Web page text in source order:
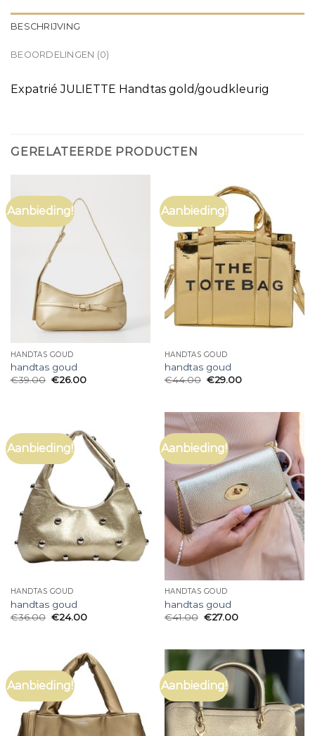
BESCHRIJVING
BEOORDELINGEN (0)
Expatrié JULIETTE Handtas gold/goudkleurig
GERELATEERDE PRODUCTEN
Aanbieding!
HANDTAS GOUD
handtas goud
€39.00 €26.00
Aanbieding!
HANDTAS GOUD
handtas goud
€44.00 €29.00
Aanbieding!
HANDTAS GOUD
handtas goud
€36.00 €24.00
Aanbieding!
HANDTAS GOUD
handtas goud
€41.00 €27.00
Aanbieding! Aanbieding!